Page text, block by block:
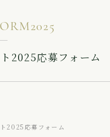
2025応募フォーム
2025応募フォーム